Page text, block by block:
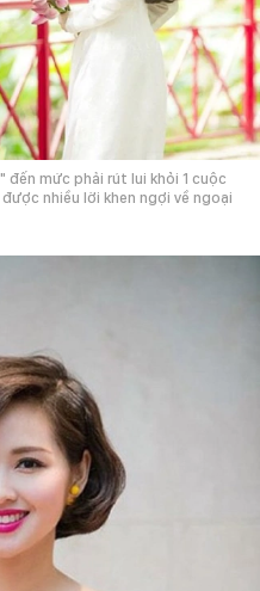
đến mức phải rút lui khỏi 1 cuộc
nhiều lời khen ngợi về ngoại